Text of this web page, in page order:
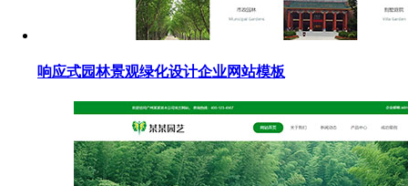
响应式园林景观绿化设计企业网站模板